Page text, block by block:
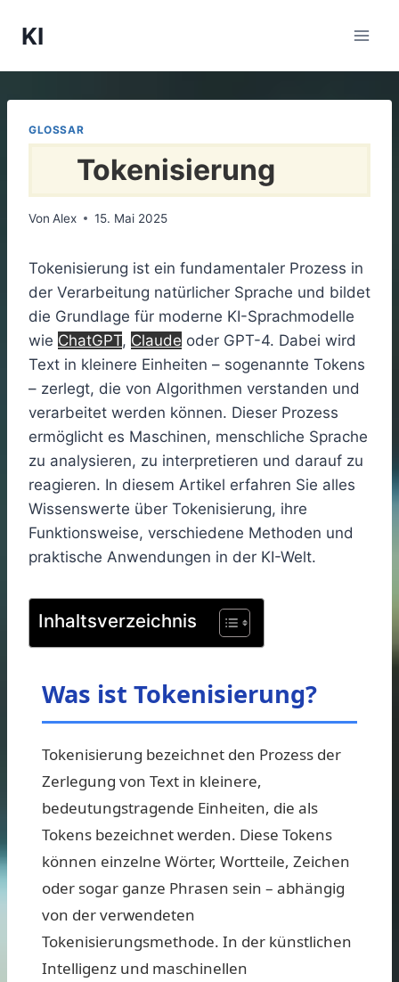
Inhalt
KI
GLOSSAR
Tokenisierung
Von Alex 15. Mai 2025
Tokenisierung ist ein fundamentaler Prozess in
der Verarbeitung natürlicher Sprache und bildet
die Grundlage für moderne KI-Sprachmodelle
wie ChatGPT, Claude oder GPT-4. Dabei wird
Text in kleinere Einheiten – sogenannte Tokens
– zerlegt, die von Algorithmen verstanden und
verarbeitet werden können. Dieser Prozess
ermöglicht es Maschinen, menschliche Sprache
zu analysieren, zu interpretieren und darauf zu
reagieren. In diesem Artikel erfahren Sie alles
Wissenswerte über Tokenisierung, ihre
Funktionsweise, verschiedene Methoden und
praktische Anwendungen in der KI-Welt.
Inhaltsverzeichnis
Was ist Tokenisierung?
Tokenisierung bezeichnet den Prozess der
Zerlegung von Text in kleinere,
bedeutungstragende Einheiten, die als
Tokens bezeichnet werden. Diese Tokens
können einzelne Wörter, Wortteile, Zeichen
oder sogar ganze Phrasen sein – abhängig
von der verwendeten
Tokenisierungsmethode. In der künstlichen
Intelligenz und maschinellen